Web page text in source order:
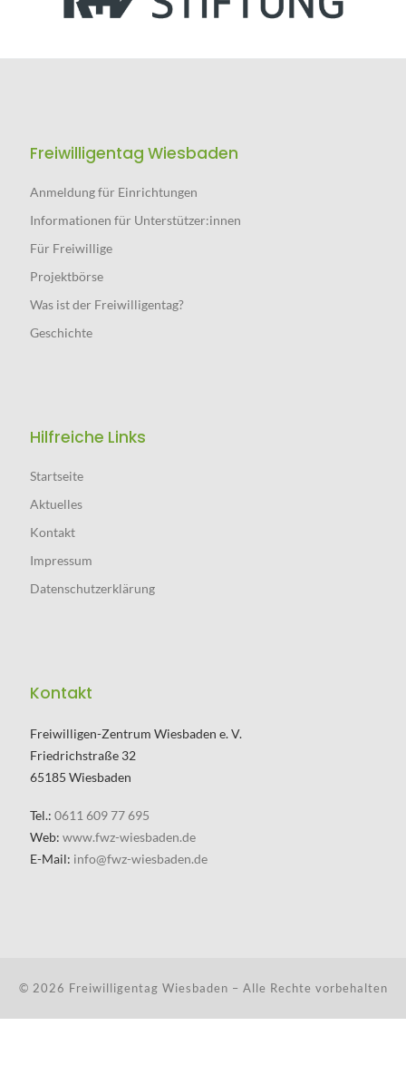
Freiwilligentag Wiesbaden
Anmeldung für Einrichtungen
Informationen für Unterstützer:innen
Für Freiwillige
Projektbörse
Was ist der Freiwilligentag?
Geschichte
Hilfreiche Links
Startseite
Aktuelles
Kontakt
Impressum
Datenschutz­erklärung
Kontakt
Freiwilligen-Zentrum Wiesbaden e. V.
Friedrichstraße 32
65185 Wiesbaden
Tel.: 0611 609 77 695
Web: www.fwz-wiesbaden.de
E-Mail: info@fwz-wiesbaden.de
© 2026 Freiwilligentag Wiesbaden – Alle Rechte vorbehalten